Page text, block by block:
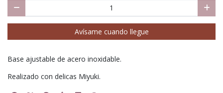
Avísame cuando llegue
Base ajustable de acero inoxidable.
Realizado con delicas Miyuki.